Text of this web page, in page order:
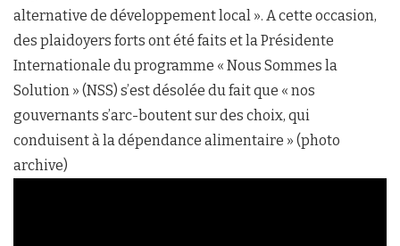
alternative de développement local ». A cette occasion,
des plaidoyers forts ont été faits et la Présidente
Internationale du programme « Nous Sommes la
Solution » (NSS) s’est désolée du fait que « nos
gouvernants s’arc-boutent sur des choix, qui
conduisent à la dépendance alimentaire » (photo
archive)